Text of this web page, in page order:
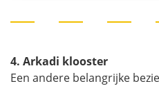
4. Arkadi klooster
Een andere belangrijke